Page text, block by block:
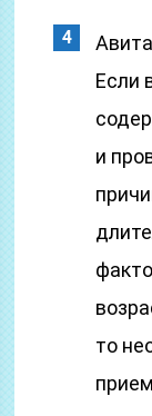
Если
и
то